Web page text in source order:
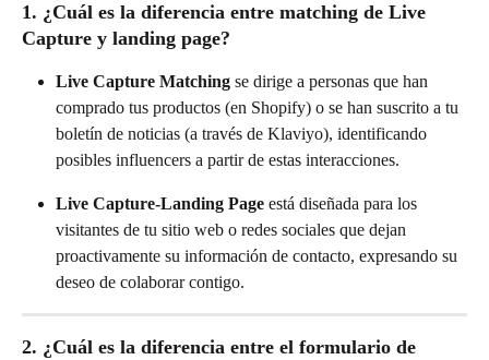
1. ¿Cuál es la diferencia entre matching de Live
Capture y landing page?
Live Capture Matching se dirige a personas que han
comprado tus productos (en Shopify) o se han suscrito a tu
boletín de noticias (a través de Klaviyo), identificando
posibles influencers a partir de estas interacciones.
Live Capture-Landing Page está diseñada para los
visitantes de tu sitio web o redes sociales que dejan
proactivamente su información de contacto, expresando su
deseo de colaborar contigo.
2. ¿Cuál es la diferencia entre el formulario de